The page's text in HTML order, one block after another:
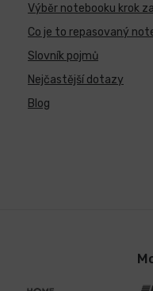
Výběr notebooku krok
Co je to repasovaný
Slovník pojmů
Nejčastější dotazy
Blog